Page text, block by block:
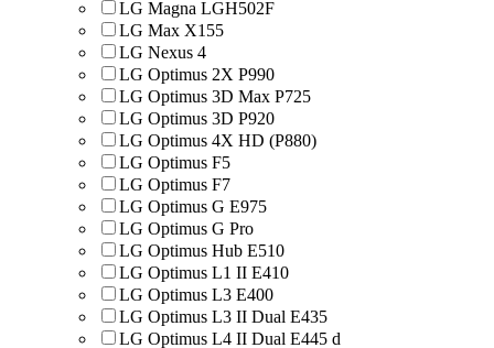
LG Magna LGH502F
LG Max X155
LG Nexus 4
LG Optimus 2X P990
LG Optimus 3D Max P725
LG Optimus 3D P920
LG Optimus 4X HD (P880)
LG Optimus F5
LG Optimus F7
LG Optimus G E975
LG Optimus G Pro
LG Optimus Hub E510
LG Optimus L1 II E410
LG Optimus L3 E400
LG Optimus L3 II Dual E435
LG Optimus L4 II Dual E445 d